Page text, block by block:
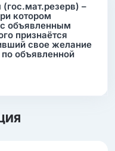
–
котором
объявленным
признаётся
свое желание
объявленной